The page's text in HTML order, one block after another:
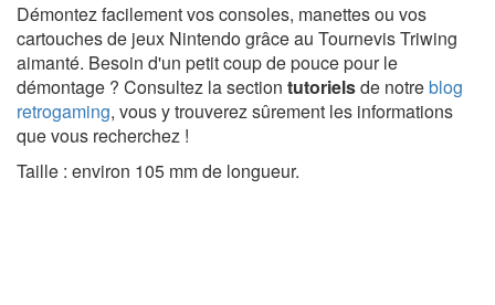
Démontez facilement vos consoles, manettes ou vos
cartouches de jeux Nintendo grâce au Tournevis Triwing
aimanté. Besoin d'un petit coup de pouce pour le
démontage ? Consultez la section tutorielsde notreblog
retrogaming, vous y trouverez sûrement les informations
que vous recherchez !
Taille : environ 105 mm de longueur.